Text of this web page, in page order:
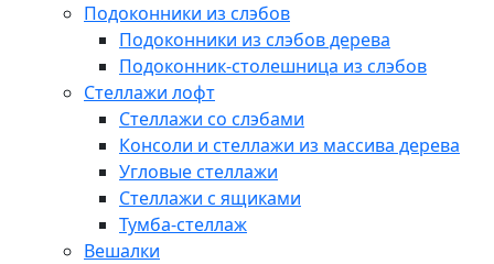
Подоконники из слэбов
Подоконники из слэбов дерева
Подоконник-столешница из слэбов
Стеллажи лофт
Стеллажи со слэбами
Консоли и стеллажи из массива дерева
Угловые стеллажи
Стеллажи с ящиками
Тумба-стеллаж
Вешалки